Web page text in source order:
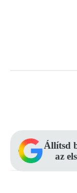
Állítsd
az